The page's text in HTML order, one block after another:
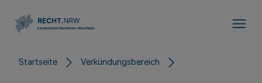
Startseite Verkündungsbereich